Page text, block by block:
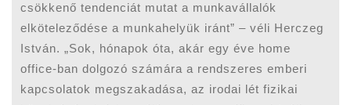
csökkenő tendenciát mutat a munkavállalók
elköteleződése a munkahelyük iránt” – véli Herczeg
István. „Sok, hónapok óta, akár egy éve home
office-ban dolgozó számára a rendszeres emberi
kapcsolatok megszakadása, az irodai lét fizikai